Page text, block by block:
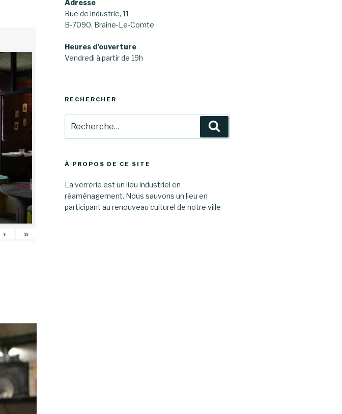
› »
Adresse
Rue de industrie, 11
B-7090, Braine-Le-Comte
Heures d’ouverture
Vendredi à partir de 19h
RECHERCHER
pour
:
À PROPOS DE CE SITE
La verrerie est un lieu industriel en
réaménagement. Nous sauvons un lieu en
participant au renouveau culturel de notre ville